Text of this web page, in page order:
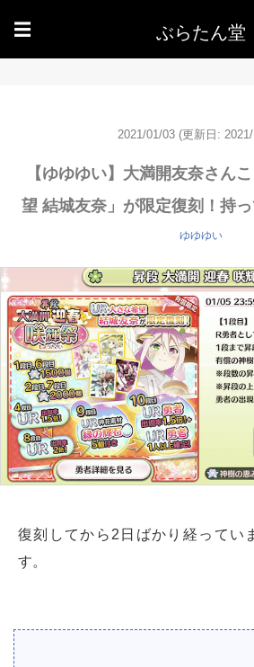
☰ ぶらたん堂
2021/01/03 (更新日:
【ゆゆゆい】大満開友奈さん
望 結城友奈」が限定復刻！持
ゆゆゆい
復刻してから2日ばかり経ってい
す。